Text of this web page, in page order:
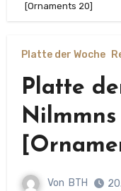
[Ornaments 20]
Platte der Woche
Platte
Nilmmns
Von BTH